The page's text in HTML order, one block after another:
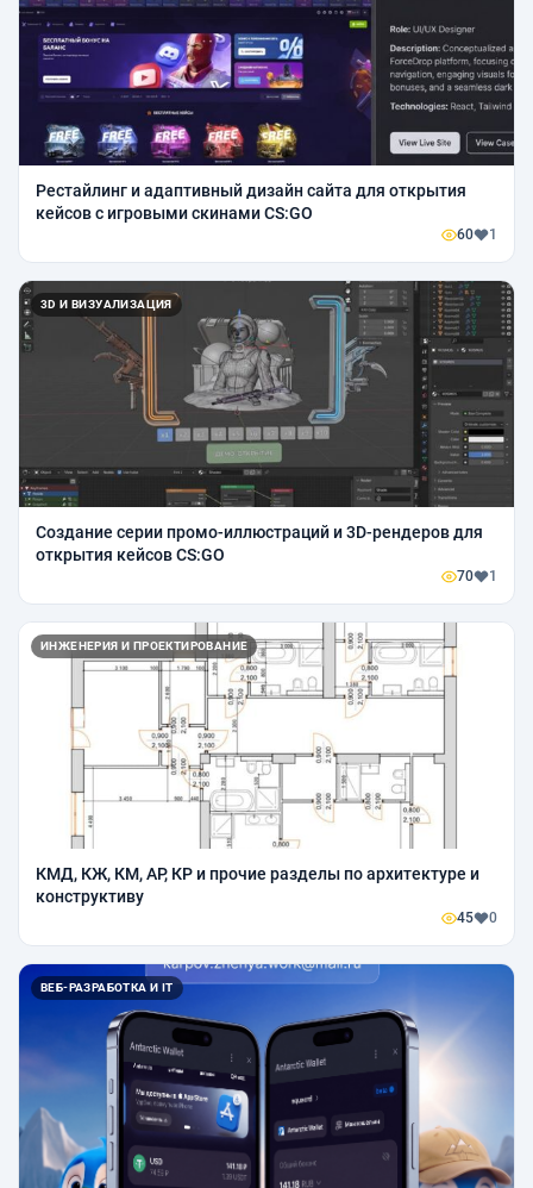
Рестайлинг и адаптивный дизайн сайта для открытия
кейсов с игровыми скинами CS:GO
60 1
3D И ВИЗУАЛИЗАЦИЯ
Создание серии промо-иллюстраций и 3D-рендеров для
открытия кейсов CS:GO
70 1
ИНЖЕНЕРИЯ И ПРОЕКТИРОВАНИЕ
КМД, КЖ, КМ, АР, КР и прочие разделы по архитектуре и
конструктиву
45 0
ВЕБ-РАЗРАБОТКА И IT